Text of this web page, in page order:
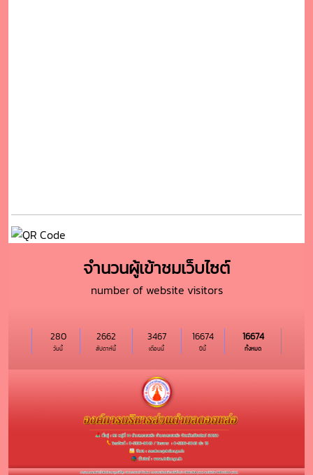
จำนวนผู้เข้าชมเว็บไซต์
number of website visitors
วันนี้
280
สัปดาห์นี้
2662
เดือนนี้
3467
ปีนี้
16674
ทั้งหมด
16674